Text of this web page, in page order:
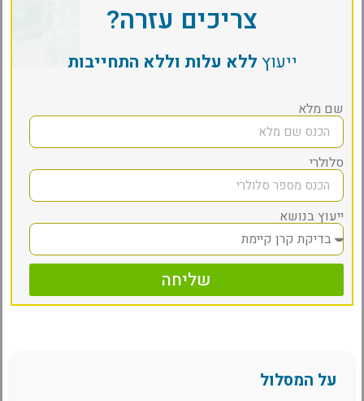
צריכים עזרה?
ייעוץללא עלות וללא התחייבות
שם מלא
סלולרי
ייעוץ בנושא
שליחה
על המסלול